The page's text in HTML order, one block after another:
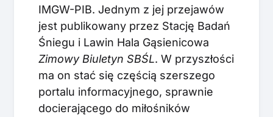
IMGW-PIB. Jednym z jej przejawów
jest publikowany przez Stację Badań
Śniegu i Lawin Hala Gąsienicowa
Zimowy Biuletyn SBŚL. W przyszłości
ma on stać się częścią szerszego
portalu informacyjnego, sprawnie
docierającego do miłośników